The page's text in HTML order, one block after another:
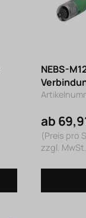
NEBS-
ab
(Preis pro
zzgl.